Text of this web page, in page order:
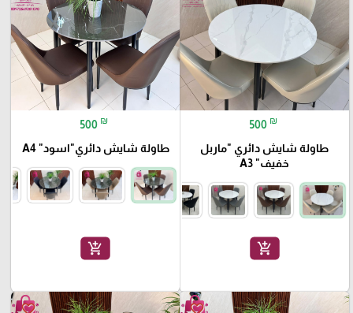
500 ₪
طاولة شايش دائري "ماربل
خفيف" A3
add_shopping_cart
500 ₪
طاولة شايش دائري"اسود" A4
add_shopping_cart
favorite_border
favorite_border